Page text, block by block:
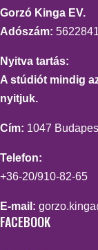
Gorzó Kinga EV.
Adószám:
Nyitva tartás:
A stúdiót mindig
nyitjuk.
Cím: 1047
Telefon:
+36-20/910-82-65
E-mail:
FACEBOOK